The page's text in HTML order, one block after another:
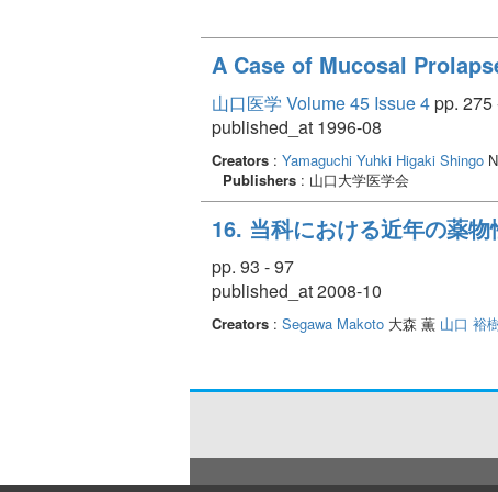
A Case of Mucosal
山口医学 Volume 45 Issue 4pp. 275
published_at 1996-08
Creators : Yamaguchi Yuhki Higaki Shingo
Publishers : 山口大学医学会
16. 当科における近年の薬
pp. 93 - 97
published_at 2008-10
Creators : Segawa Makoto 大森 薫 山口 裕